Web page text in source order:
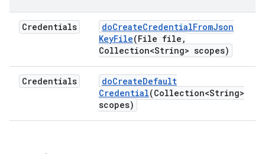
Credentials doCreateCredentialFromJson
KeyFile(File file ,
Collection<String> scopes)
Credentials doCreateDefault
Credential(Collection<String>
scopes)